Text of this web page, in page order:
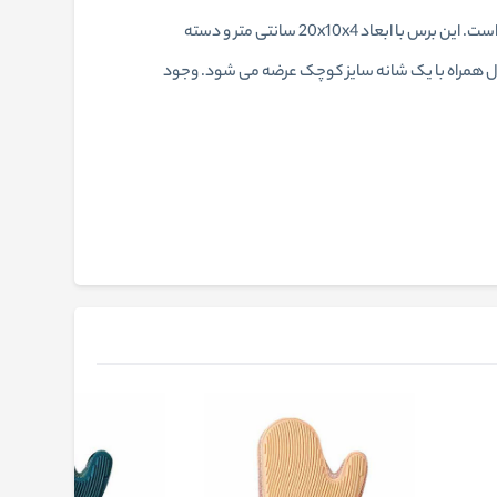
برس مو تخلیه‌ دار بایو موزارا یک ابزار کاربردی برای رسیدگی به بهداشت و نظافت موی سگ و گربه است که برای موی بلند و کوتاه قابل استفاده است. این برس با ابعاد 20x10x4 سانتی‌ متر و دسته
همراه با یک شانه سایز کوچک عرضه می‌ شود. وجود